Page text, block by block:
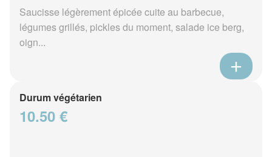
Saucisse légèrement épicée cuite au barbecue,
légumes grillés, pickles du moment, salade ice berg,
oign...
Durum végétarien
10.50 €